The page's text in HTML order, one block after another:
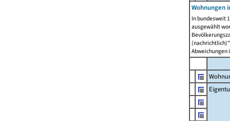
Wohnungen
In bundesweit
ausgewählt
Abweichungen